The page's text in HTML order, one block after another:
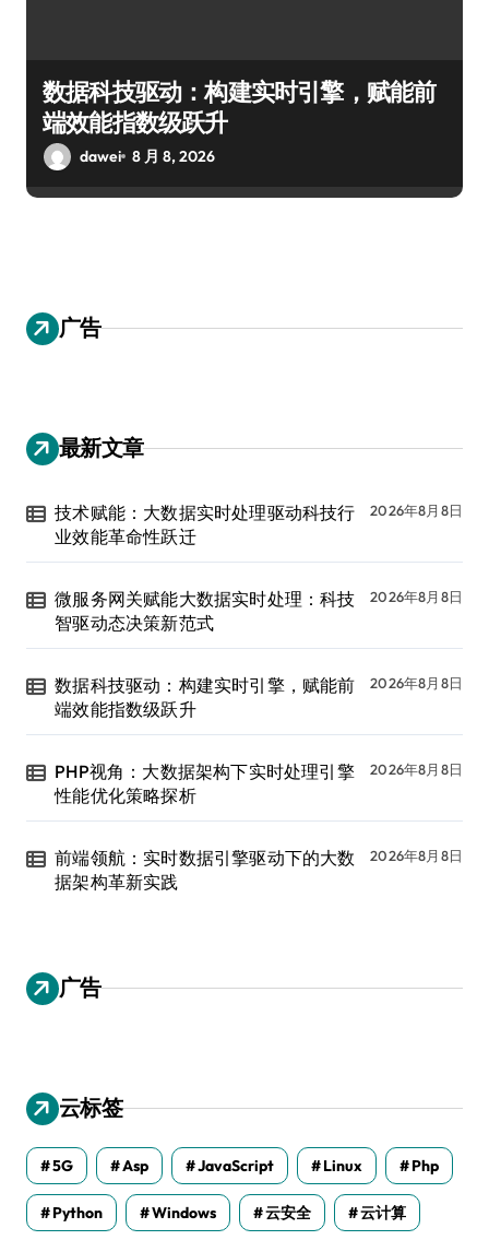
数据科技驱动：构建实时引擎，赋能前
端效能指数级跃升
dawei 8 月 8, 2026
广告
最新文章
技术赋能：大数据实时处理驱动科技行
业效能革命性跃迁
2026年8月8日
微服务网关赋能大数据实时处理：科技
智驱动态决策新范式
2026年8月8日
数据科技驱动：构建实时引擎，赋能前
端效能指数级跃升
2026年8月8日
PHP视角：大数据架构下实时处理引擎
性能优化策略探析
2026年8月8日
前端领航：实时数据引擎驱动下的大数
据架构革新实践
2026年8月8日
广告
云标签
5G Asp JavaScript Linux Php
Python Windows 云安全 云计算